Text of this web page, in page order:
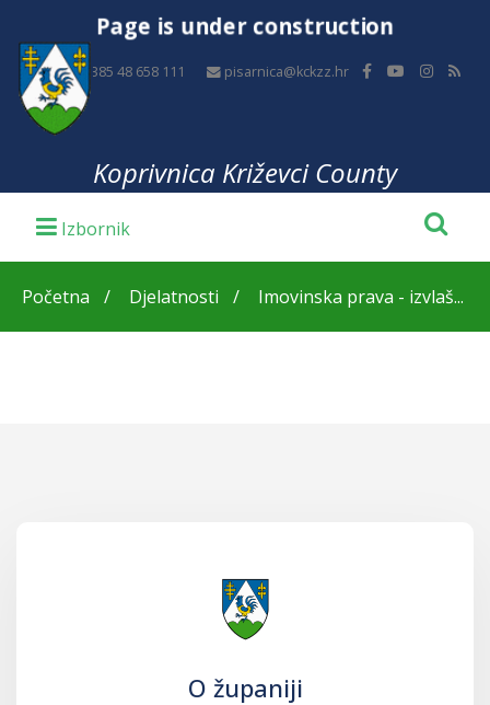
Page is under construction
+385 48 658 111 pisarnica@kckzz.hr
Koprivnica Križevci County
Početna Djelatnosti Imovinska prava - izvlaš...
O županiji